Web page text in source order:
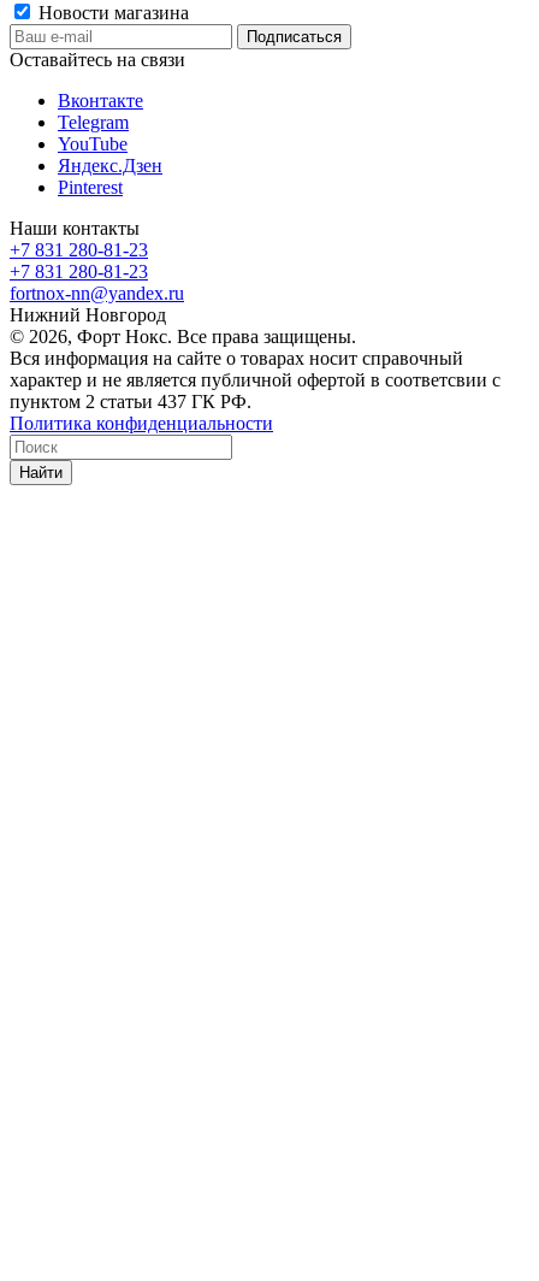
Новости магазина
Оставайтесь на связи
Вконтакте
Telegram
YouTube
Яндекс.Дзен
Pinterest
Наши контакты
+7 831 280-81-23
+7 831 280-81-23
fortnox-nn@yandex.ru
Нижний Новгород
© 2026, Форт Нокс. Все права защищены.
Вся информация на сайте о товарах носит справочный
характер и не является публичной офертой в соответсвии с
пунктом 2 статьи 437 ГК РФ.
Политика конфиденциальности
Найти